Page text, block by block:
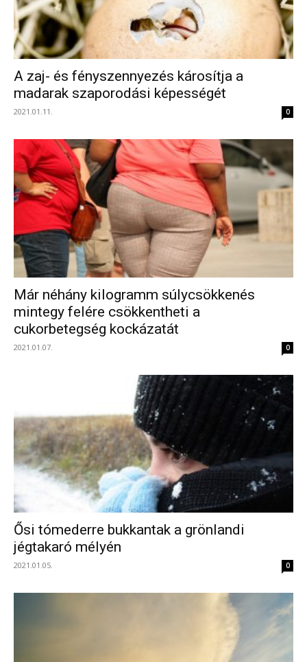
A zaj- és fényszennyezés károsítja a
madarak szaporodási képességét
2021.01.11. 0
Már néhány kilogramm súlycsökkenés
mintegy felére csökkentheti a
cukorbetegség kockázatát
2021.01.07. 0
Ősi tómederre bukkantak a grönlandi
jégtakaró mélyén
2021.01.05. 0